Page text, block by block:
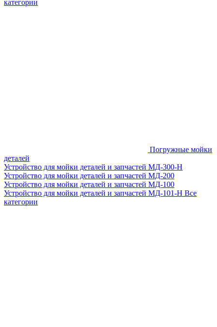
категории
Погружные мойки
деталей
Устройство для мойки деталей и запчастей МД-300-H
Устройство для мойки деталей и запчастей МД-200
Устройство для мойки деталей и запчастей МД-100
Устройство для мойки деталей и запчастей МД-101-Н Все
категории